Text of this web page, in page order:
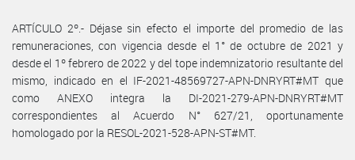
ARTÍCULO 2º.- Déjase sin efecto el importe del promedio de las
remuneraciones, con vigencia desde el 1° de octubre de 2021 y
desde el 1º febrero de 2022 y del tope indemnizatorio resultante del
mismo, indicado en el IF-2021-48569727-APN-DNRYRT#MT que
como ANEXO integra la DI-2021-279-APN-DNRYRT#MT
correspondientes al Acuerdo N° 627/21, oportunamente
homologado por la RESOL-2021-528-APN-ST#MT.